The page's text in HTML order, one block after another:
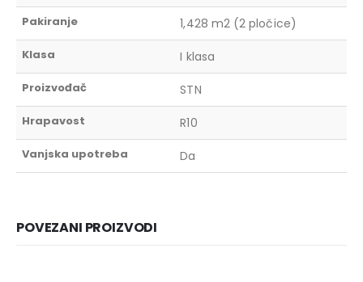
Pakiranje 1,428 m2 (2 pločice)
Klasa I klasa
Proizvođač STN
Hrapavost R10
Vanjska upotreba Da
POVEZANI PROIZVODI